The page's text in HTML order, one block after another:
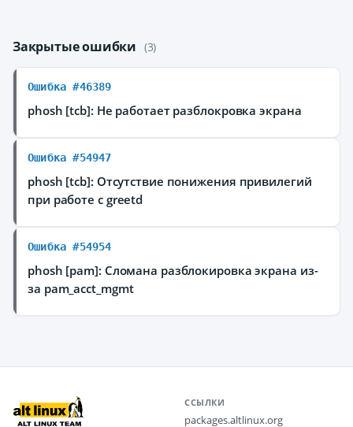
Закрытые ошибки (3)
Ошибка #46389
phosh [tcb]: Не работает разблокровка экрана
Ошибка #54947
phosh [tcb]: Отсутствие понижения привилегий
при работе с greetd
Ошибка #54954
phosh [pam]: Сломана разблокировка экрана из-
за pam_acct_mgmt
ССЫЛКИ
packages.altlinux.org